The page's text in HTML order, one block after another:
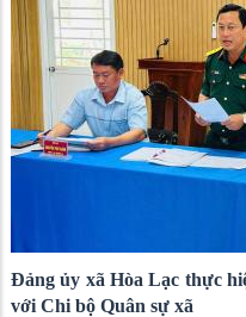
Đảng ủy xã Hòa Lạc thực
với Chi bộ Quân sự xã